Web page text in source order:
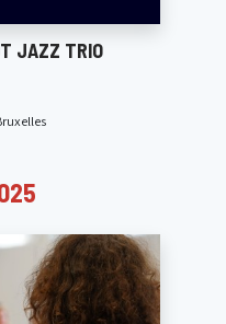
JAZZ TRIO